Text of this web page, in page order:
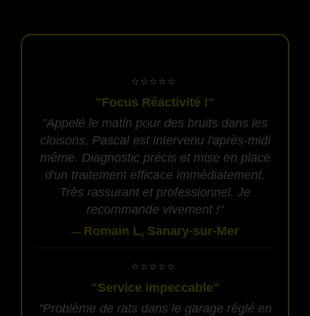
​⭐⭐⭐⭐⭐
"Focus Réactivité !"
"Appelé le matin pour des bruits dans les
cloisons, Pascal est intervenu l'après-midi
même. Diagnostic précis et mise en place
d'un traitement efficace immédiatement.
Très rassurant et professionnel. Je
recommande vivement !"
— Romain L, Sanary-sur-Mer
​⭐⭐⭐⭐⭐
"Service impeccable"
"Problème de rats dans le garage réglé en